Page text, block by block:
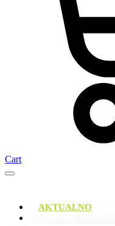
Cart
AKTUALNO